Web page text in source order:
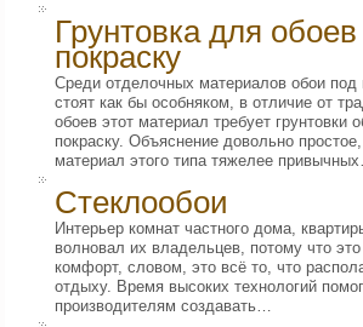
Грунтовка для
покраску
Среди отделочных материалов обои под
стоят как бы особняком, в отличие от
обоев этот материал требует грунтовки
покраску. Объяснение довольно
материал этого типа тяжелее
Стеклообои
Интерьер комнат частного дома,
волновал их владельцев, потому что
комфорт, словом, это всё то, что
отдыху. Время высоких технологий
производителям создавать…